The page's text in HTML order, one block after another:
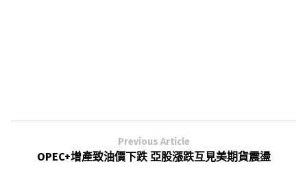
Previous Article
OPEC+增產致油價下跌 亞股漲跌互見美期貨震盪